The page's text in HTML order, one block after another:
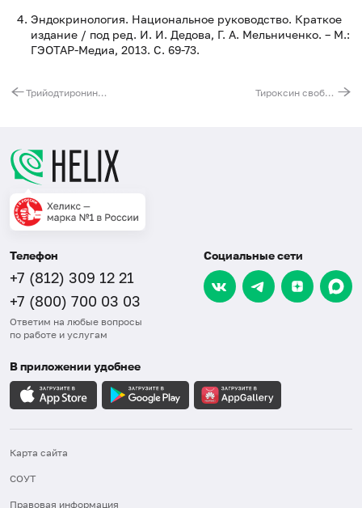
Эндокринология. Национальное руководство. Краткое
издание / под ред. И. И. Дедова, Г. А. Мельниченко. – М.:
ГЭОТАР-Медиа, 2013. С. 69-73.
Трийодтиронин реверсивный (Т3 реверсивный), ВЭЖХ Тироксин свободный (Т4 свободный), ВЭЖХ
Телефон
+7 (812) 309 12 21
+7 (800) 700 03 03
Ответим на любые вопросы
по работе и услугам
Социальные сети
В приложении удобнее
Карта сайта
СОУТ
Правовая информация